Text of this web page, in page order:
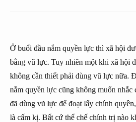
Ở buổi đầu nắm quyền lực thì xã hội
bằng vũ lực. Tuy nhiên một khi xã hội
không cần thiết phải dùng vũ lực nữa.
nắm quyền lực cũng không muốn nhắc
đã dùng vũ lực để đoạt lấy chính
là cấm kị. Bất cứ thể chế chính trị nào